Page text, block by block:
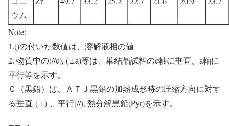
ウム
Note:
1.()の付いた数値は、溶解液相の値
2. 物質中の(//c), (⊥a)等は、単結晶試料のc軸に垂直、a軸に
平行等を示す。
Ｃ（黒鉛）は、ＡＴＪ黒鉛の加熱成形時の圧縮方向に対す
る垂直 (⊥) 、平行(//), 熱分解黒鉛(Pyr)を示す。